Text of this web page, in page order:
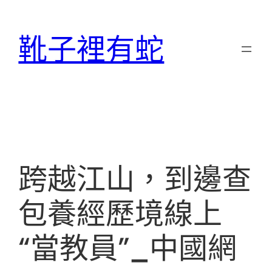
靴子裡有蛇
跨越江山，到邊查
包養經歷境線上
“當教員”_中國網